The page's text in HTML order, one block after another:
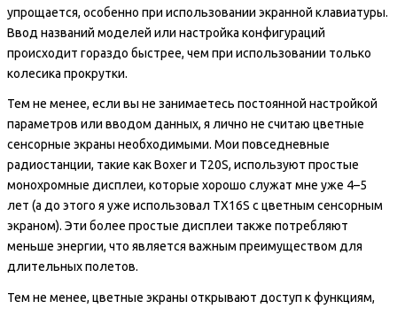
упрощается, особенно при использовании экранной клавиатуры.
Ввод названий моделей или настройка конфигураций
происходит гораздо быстрее, чем при использовании только
колесика прокрутки.
Тем не менее, если вы не занимаетесь постоянной настройкой
параметров или вводом данных, я лично не считаю цветные
сенсорные экраны необходимыми. Мои повседневные
радиостанции, такие как Boxer и T20S, используют простые
монохромные дисплеи, которые хорошо служат мне уже 4–5
лет (а до этого я уже использовал TX16S с цветным сенсорным
экраном). Эти более простые дисплеи также потребляют
меньше энергии, что является важным преимуществом для
длительных полетов.
Тем не менее, цветные экраны открывают доступ к функциям,